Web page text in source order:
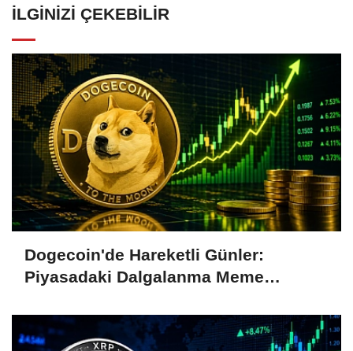
İLGINIZI ÇEKEBILIR
Dogecoin'de Hareketli Günler:
Piyasadaki Dalgalanma Meme